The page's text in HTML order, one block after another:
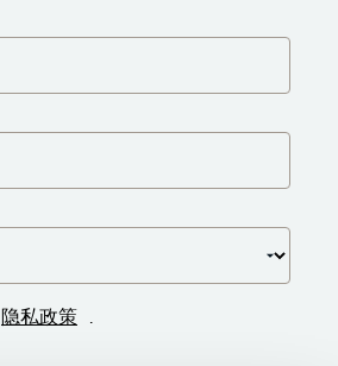
隐私政策